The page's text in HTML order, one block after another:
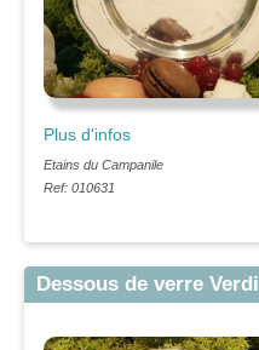
Plus d'infos
Etains du Campanile
Ref: 010631
Dessous de verre Verdi